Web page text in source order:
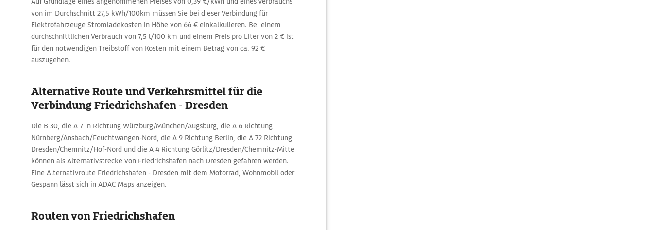
von im Durchschnitt 27,5 kWh/100km müssen Sie bei dieser Verbindung für
Elektrofahrzeuge Stromladekosten in Höhe von 66 € einkalkulieren. Bei einem
durchschnittlichen Verbrauch von 7,5 l/100 km und einem Preis pro Liter von 2 € ist
für den notwendigen Treibstoff von Kosten mit einem Betrag von ca. 92 €
auszugehen.
Alternative Route und Verkehrsmittel für die
Verbindung Friedrichshafen - Dresden
Die B 30, die A 7 in Richtung Würzburg/München/Augsburg, die A 6 Richtung
Nürnberg/Ansbach/Feuchtwangen-Nord, die A 9 Richtung Berlin, die A 72 Richtung
Dresden/Chemnitz/Hof-Nord und die A 4 Richtung Görlitz/Dresden/Chemnitz-Mitte
können als Alternativstrecke von Friedrichshafen nach Dresden gefahren werden.
Eine Alternativroute Friedrichshafen - Dresden mit dem Motorrad, Wohnmobil oder
Gespann lässt sich in ADAC Maps anzeigen.
Routen von Friedrichshafen